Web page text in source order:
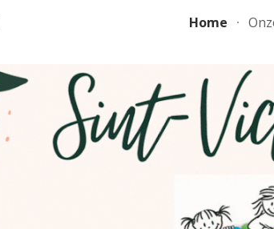
Skip to main content
Home